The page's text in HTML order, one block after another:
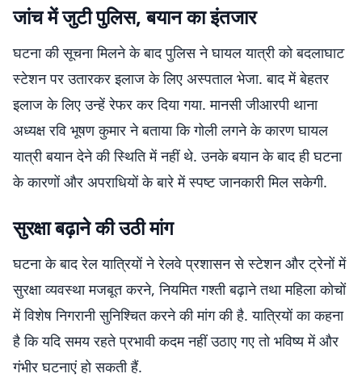
जांच में जुटी पुलिस, बयान का इंतजार
घटना की सूचना मिलने के बाद पुलिस ने घायल यात्री को बदलाघाट
स्टेशन पर उतारकर इलाज के लिए अस्पताल भेजा. बाद में बेहतर
इलाज के लिए उन्हें रेफर कर दिया गया. मानसी जीआरपी थाना
अध्यक्ष रवि भूषण कुमार ने बताया कि गोली लगने के कारण घायल
यात्री बयान देने की स्थिति में नहीं थे. उनके बयान के बाद ही घटना
के कारणों और अपराधियों के बारे में स्पष्ट जानकारी मिल सकेगी.
सुरक्षा बढ़ाने की उठी मांग
घटना के बाद रेल यात्रियों ने रेलवे प्रशासन से स्टेशन और ट्रेनों में
सुरक्षा व्यवस्था मजबूत करने, नियमित गश्ती बढ़ाने तथा महिला कोचों
में विशेष निगरानी सुनिश्चित करने की मांग की है. यात्रियों का कहना
है कि यदि समय रहते प्रभावी कदम नहीं उठाए गए तो भविष्य में और
गंभीर घटनाएं हो सकती हैं.